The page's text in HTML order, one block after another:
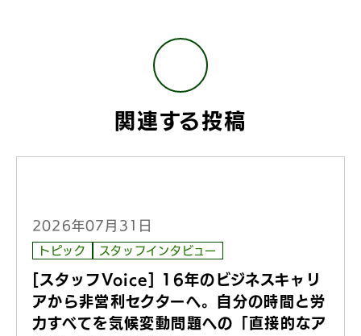
関連する投稿
2026年07月31日
トピック スタッフインタビュー
[スタッフVoice] 16年のビジネスキャリ
アから非営利セクターへ。自分の時間と労
力すべてを気候変動問題への「直接的なア